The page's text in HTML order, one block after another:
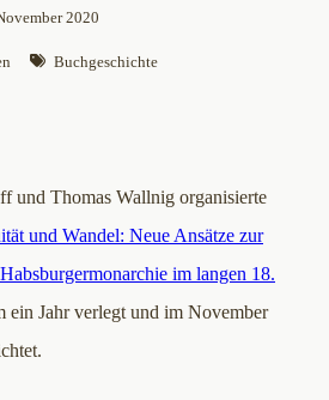
2020
Buchgeschichte
und Thomas Wallnig organisierte
und Wandel: Neue Ansätze zur
im langen 18.
ein Jahr verlegt und im November